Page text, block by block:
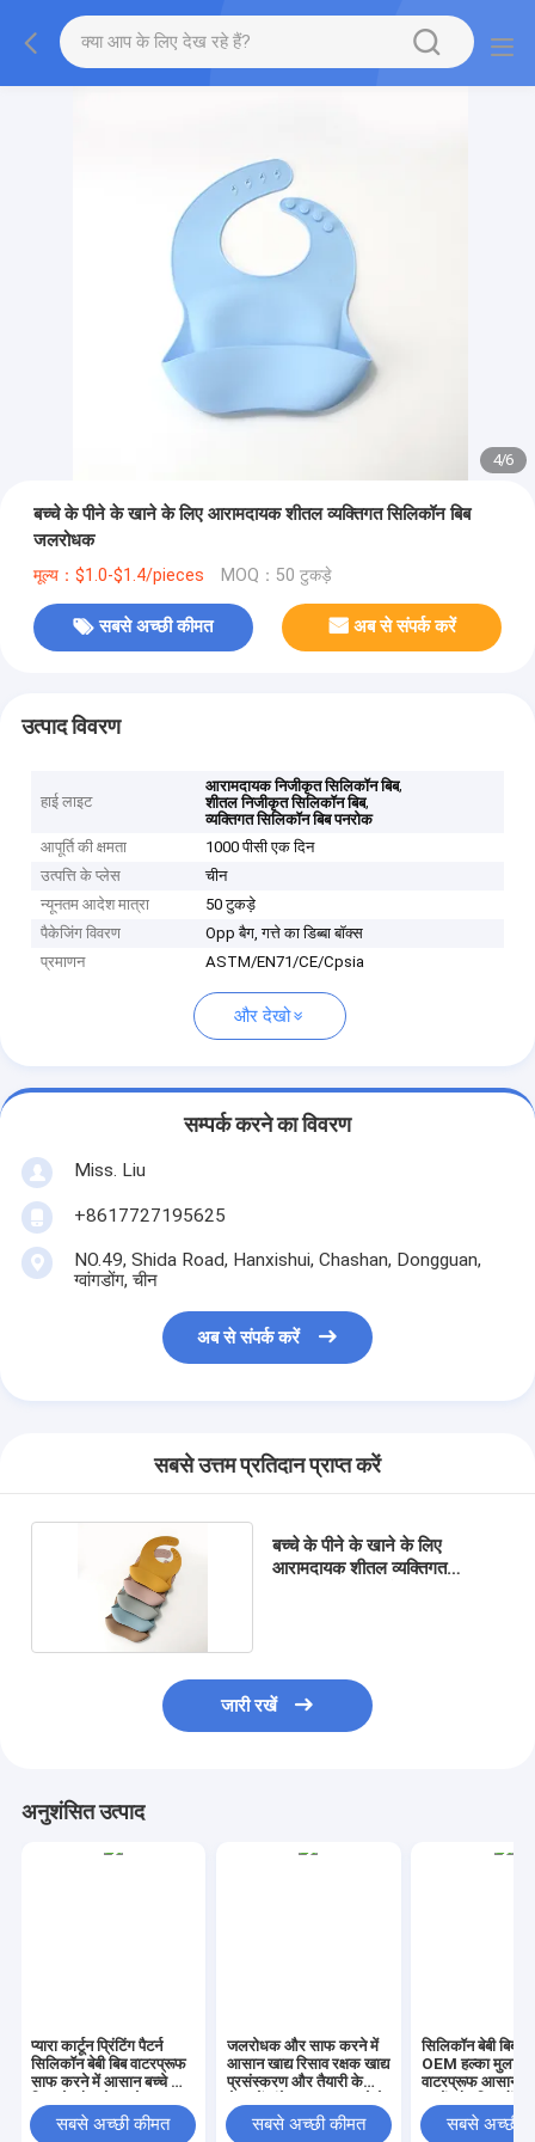
4/6
बच्चे के पीने के खाने के लिए आरामदायक शीतल व्यक्तिगत सिलिकॉन बिब
जलरोधक
मूल्य：$1.0-$1.4/pieces MOQ：50 टुकड़े
सबसे अच्छी कीमत अब से संपर्क करें
उत्पाद विवरण
हाई लाइट
आरामदायक निजीकृत सिलिकॉन बिब,
शीतल निजीकृत सिलिकॉन बिब,
व्यक्तिगत सिलिकॉन बिब पनरोक
आपूर्ति की क्षमता
1000 पीसी एक दिन
उत्पत्ति के प्लेस
चीन
न्यूनतम आदेश मात्रा
50 टुकड़े
पैकेजिंग विवरण
Opp बैग, गत्ते का डिब्बा बॉक्स
प्रमाणन
ASTM/EN71/CE/Cpsia
और देखो
सम्पर्क करने का विवरण
Miss. Liu
+8617727195625
NO.49, Shida Road, Hanxishui, Chashan, Dongguan,
ग्वांगडोंग, चीन
अब से संपर्क करें
सबसे उत्तम प्रतिदान प्राप्त करें
बच्चे के पीने के खाने के लिए
आरामदायक शीतल व्यक्तिगत
जारी रखें
अनुशंसित उत्पाद
प्यारा कार्टून प्रिंटिंग पैटर्न
सिलिकॉन बेबी बिब वाटरप्रूफ
साफ करने में आसान बच्चे को
सुरक्षा के लिए आदर्श
सबसे अच्छी कीमत
जलरोधक और साफ करने में
आसान खाद्य रिसाव रक्षक खाद्य
प्रसंस्करण और तैयारी के
लिए डिज़ाइन किया गया
सबसे अच्छी कीमत
सिलिकॉन बेबी बिब
OEM हल्का
वाटरप्रूफ आसान
फीडिंग एसेंशियल
सबसे अच्छी